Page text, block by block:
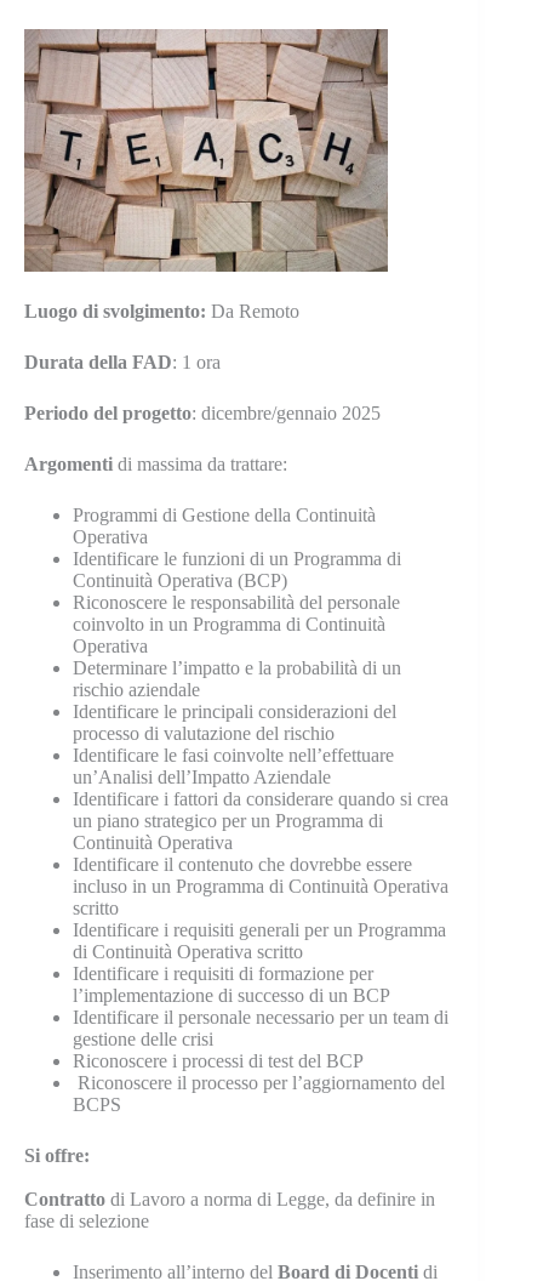
Luogo di svolgimento: Da Remoto
Durata della FAD: 1 ora
Periodo del progetto: dicembre/gennaio 2025
Argomenti di massima da trattare:
Programmi di Gestione della Continuità
Operativa
Identificare le funzioni di un Programma di
Continuità Operativa (BCP)
Riconoscere le responsabilità del personale
coinvolto in un Programma di Continuità
Operativa
Determinare l’impatto e la probabilità di un
rischio aziendale
Identificare le principali considerazioni del
processo di valutazione del rischio
Identificare le fasi coinvolte nell’effettuare
un’Analisi dell’Impatto Aziendale
Identificare i fattori da considerare quando si crea
un piano strategico per un Programma di
Continuità Operativa
Identificare il contenuto che dovrebbe essere
incluso in un Programma di Continuità Operativa
scritto
Identificare i requisiti generali per un Programma
di Continuità Operativa scritto
Identificare i requisiti di formazione per
l’implementazione di successo di un BCP
Identificare il personale necessario per un team di
gestione delle crisi
Riconoscere i processi di test del BCP
Riconoscere il processo per l’aggiornamento del
BCPS
Si offre:
Contratto di Lavoro a norma di Legge, da definire in
fase di selezione
Inserimento all’interno del Board di Docenti di